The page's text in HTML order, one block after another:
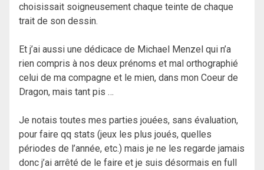
choisissait soigneusement chaque teinte de chaque
trait de son dessin.
Et j’ai aussi une dédicace de Michael Menzel qui n’a
rien compris à nos deux prénoms et mal orthographié
celui de ma compagne et le mien, dans mon Coeur de
Dragon, mais tant pis …
Je notais toutes mes parties jouées, sans évaluation,
pour faire qq stats (jeux les plus joués, quelles
périodes de l’année, etc.) mais je ne les regarde jamais
donc j’ai arrêté de le faire et je suis désormais en full